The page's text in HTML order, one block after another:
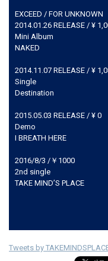
EXCEED / FOR UNKNOWN
2014.01.26 RELEASE / ¥
Mini Album
NAKED
2014.11.07 RELEASE / ¥
Single
Destination
2015.05.03 RELEASE / ¥ 0
Demo
I BREATH HERE
2016/8/3 /￥1000
2nd single
TAKE MIND’S PLACE
Tweets by